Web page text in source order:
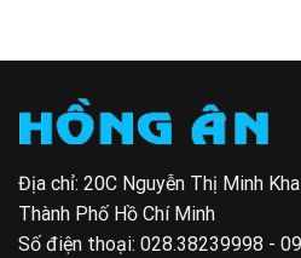
Địa chỉ: 20C Nguyễn Thị Minh
Thành Phố Hồ Chí Minh
Số điện thoại: 028.38239998 -